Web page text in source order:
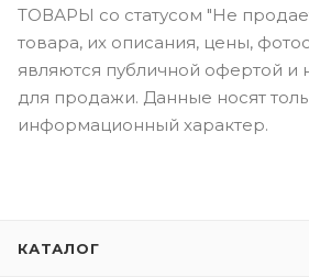
ТОВАРЫ со статусом "Не
товара, их описания, цены,
являются публичной офертой и
для продажи. Данные носят
информационный характер.
КАТАЛОГ